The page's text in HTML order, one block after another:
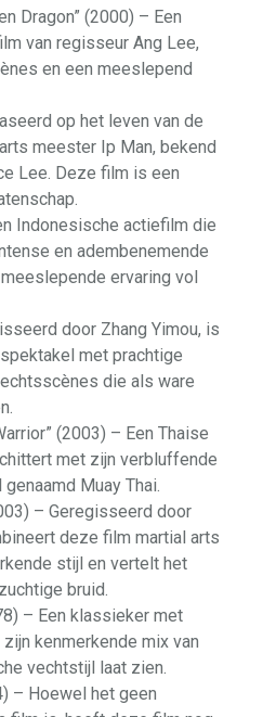
Dragon” (2000) – Een
van regisseur Ang Lee,
en een meeslepend
op het leven van de
meester Ip Man, bekend
Lee. Deze film is een
Indonesische actiefilm die
en adembenemende
ervaring vol
door Zhang Yimou, is
met prachtige
die als ware
(2003) – Een Thaise
met zijn verbluffende
Muay Thai.
– Geregisseerd door
deze film martial arts
stijl en vertelt het
bruid.
– Een klassieker met
kenmerkende mix van
vechtstijl laat zien.
– Hoewel het geen